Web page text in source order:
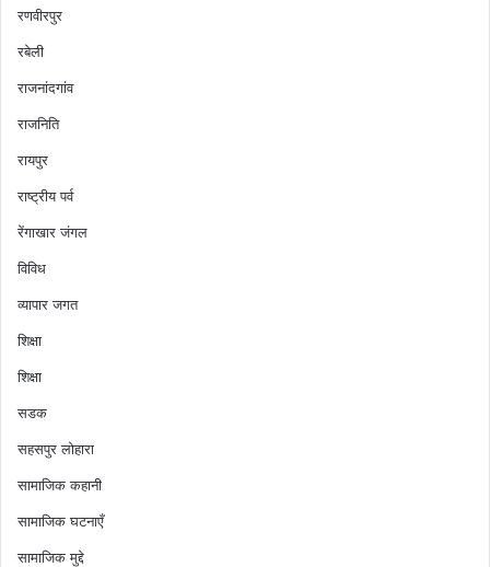
रणवीरपुर
रबेली
राजनांदगांव
राजनिति
रायपुर
राष्ट्रीय पर्व
रेंगाखार जंगल
विविध
व्यापार जगत
शिक्षा
शिक्षा
सडक
सहसपुर लोहारा
सामाजिक कहानी
सामाजिक घटनाएँ
सामाजिक मुद्दे